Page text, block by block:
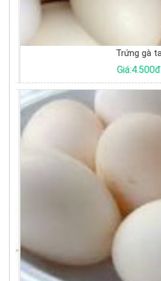
Trứng gà ta
Giá:4.500đ